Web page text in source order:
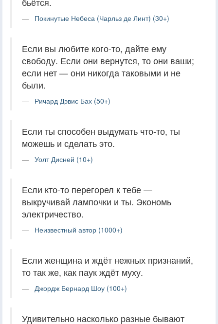
Покинутые Небеса (Чарльз де Линт) (30+)
Если вы любите кого-то, дайте ему
свободу. Если они вернутся, то они ваши;
если нет — они никогда таковыми и не
были.
Ричард Дэвис Бах (50+)
Если ты способен выдумать что-то, ты
можешь и сделать это.
Уолт Дисней (10+)
Если кто-то перегорел к тебе —
выкручивай лампочки и ты. Экономь
электричество.
Неизвестный автор (1000+)
Если женщина и ждёт нежных признаний,
то так же, как паук ждёт муху.
Джордж Бернард Шоу (100+)
Удивительно насколько разные бывают